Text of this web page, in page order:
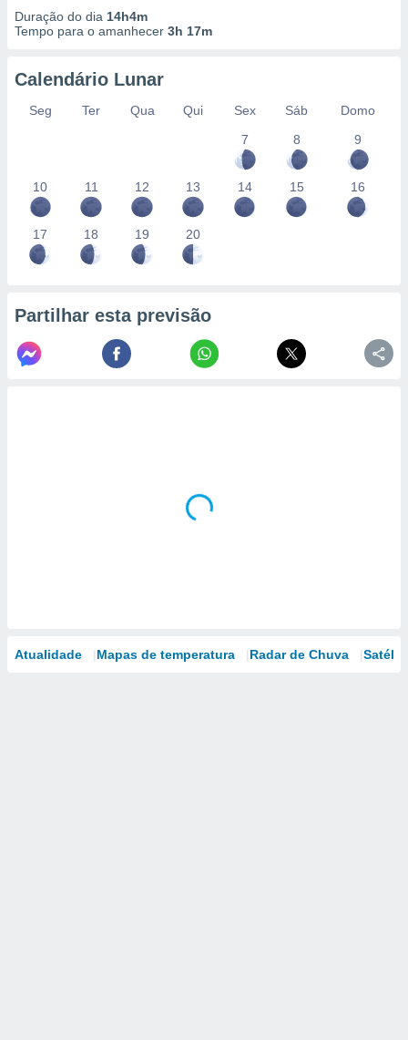
Duração do dia 14h4m
Tempo para o amanhecer 3h 17m
Calendário Lunar
Seg Ter Qua Qui Sex Sáb
Domo
7
8 9
10 11 12 13 14 15 16
17 18 19 20
Partilhar esta previsão
Atualidade Mapas de temperatura Radar de Chuva